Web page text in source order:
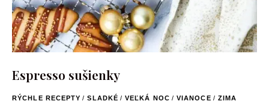
Espresso sušienky
RÝCHLE RECEPTY / SLADKÉ / VEĽKÁ NOC / VIANOCE / ZIMA